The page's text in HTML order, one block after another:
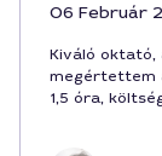
06 Február
Kiváló oktató,
megértettem
1,5 óra,